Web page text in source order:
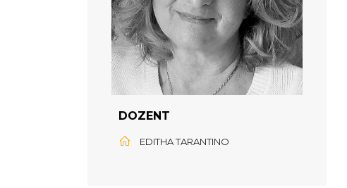
DOZENT
EDITHA TARANTINO